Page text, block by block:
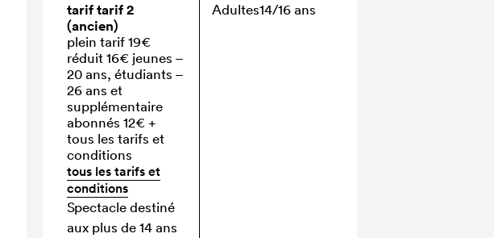
tarif tarif 2
(ancien)
plein tarif 19€
réduit 16€ jeunes –
20 ans, étudiants –
26 ans et
supplémentaire
abonnés 12€ +
tous les tarifs et
conditions
tous les tarifs et
conditions
Spectacle destiné
aux plus de 14 ans
Adultes14/16 ans